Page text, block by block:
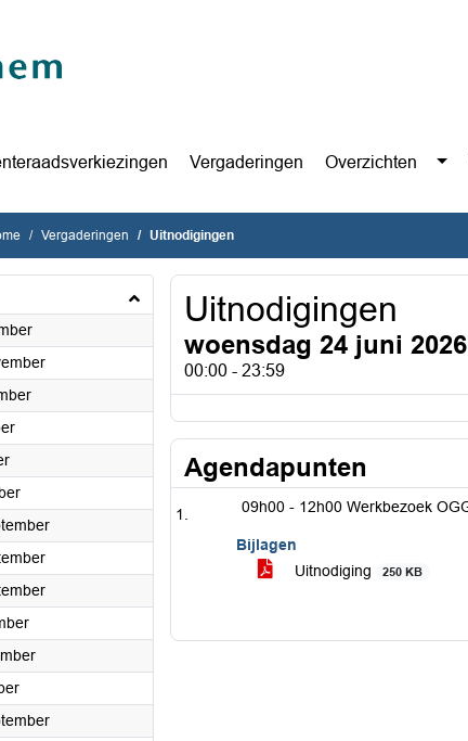
Vergaderingen Overzichten
Vergaderingen Uitnodigingen
2026
2026
2026
2026
2026
2026
2026
2026
2026
2026
2026
2026
2026
Uitnodigingen
woensdag 24 juni 2026
00:00 - 23:59
Agendapunten
Bijlagen
Uitnodiging
250 KB